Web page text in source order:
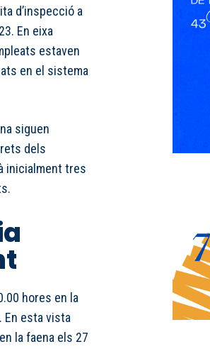
d’inspecció a
En eixa
estaven
en el sistema
siguen
dels
inicialment tres
hores en la
En esta vista
la faena els 27